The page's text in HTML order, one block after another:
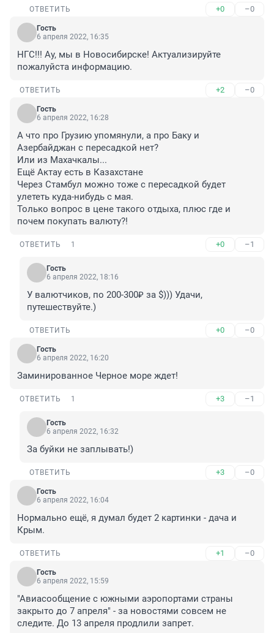
ОТВЕТИТЬ +0 –0
Гость
6 апреля 2022, 16:35
НГС!!! Ау, мы в Новосибирске! Актуализируйте
пожалуйста информацию.
ОТВЕТИТЬ +2 –0
Гость
6 апреля 2022, 16:28
А что про Грузию упомянули, а про Баку и
Азербайджан с пересадкой нет?
Или из Махачкалы...
Ещё Актау есть в Казахстане
Через Стамбул можно тоже с пересадкой будет
улететь куда-нибудь с мая.
Только вопрос в цене такого отдыха, плюс где и
почем покупать валюту?!
ОТВЕТИТЬ 1 +0 –1
Гость
6 апреля 2022, 18:16
У валютчиков, по 200-300₽ за $))) Удачи,
путешествуйте.)
ОТВЕТИТЬ +0 –0
Гость
6 апреля 2022, 16:20
Заминированное Черное море ждет!
ОТВЕТИТЬ 1 +3 –1
Гость
6 апреля 2022, 16:32
За буйки не заплывать!)
ОТВЕТИТЬ +3 –0
Гость
6 апреля 2022, 16:04
Нормально ещё, я думал будет 2 картинки - дача и
Крым.
ОТВЕТИТЬ +1 –0
Гость
6 апреля 2022, 15:59
"Авиасообщение с южными аэропортами страны
закрыто до 7 апреля" - за новостями совсем не
следите. До 13 апреля продлили запрет.